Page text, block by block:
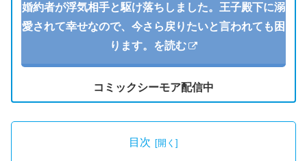
婚約者が浮気相手と駆け落ちしました。王子殿下に溺
愛されて幸せなので、今さら戻りたいと言われても困
ります。を読む
コミックシーモア配信中
目次